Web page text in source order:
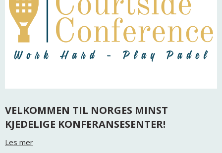
VELKOMMEN TIL NORGES MINST
KJEDELIGE KONFERANSESENTER!
Les mer